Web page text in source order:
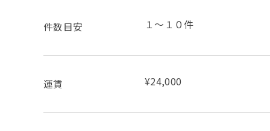
件数目安 １～１０件
運賃 ¥24,000